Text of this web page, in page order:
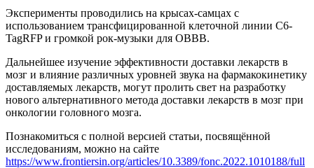
Эксперименты проводились на крысах-самцах с
использованием трансфицированной клеточной линии C6-
TagRFP и громкой рок-музыки для OBBB.
Дальнейшее изучение эффективности доставки лекарств в
мозг и влияние различных уровней звука на фармакокинетику
доставляемых лекарств, могут пролить свет на разработку
нового альтернативного метода доставки лекарств в мозг при
онкологии головного мозга.
Познакомиться с полной версией статьи, посвящённой
исследованиям, можно на сайте
https://www.frontiersin.org/articles/10.3389/fonc.2022.1010188/full